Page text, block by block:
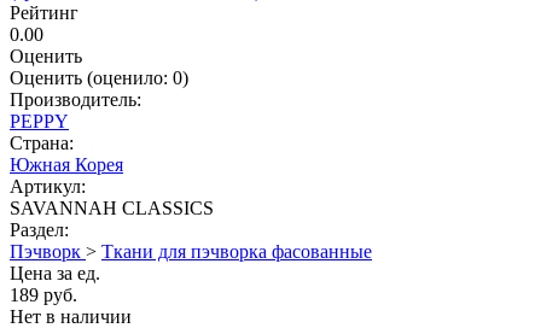
Рейтинг
0.00
Оценить
Оценить (оценило: 0)
Производитель:
PEPPY
Страна:
Южная Корея
Артикул:
SAVANNAH CLASSICS
Раздел:
Пэчворк > Ткани для пэчворка фасованные
Цена за ед.
189 руб.
Нет в наличии